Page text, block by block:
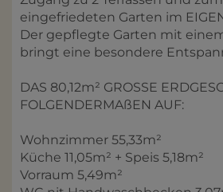
eingefriedeten Garten im
Der gepflegte Garten mit
bringt eine besondere
DAS 80,12m² GROSSE
FOLGENDERMAßEN AUF:
Wohnzimmer 55,33m²
Küche 11,05m² + Speis 5,18m²
Vorraum 5,49m²